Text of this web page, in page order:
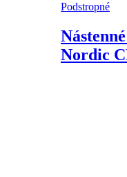
Podstropné
Nordic